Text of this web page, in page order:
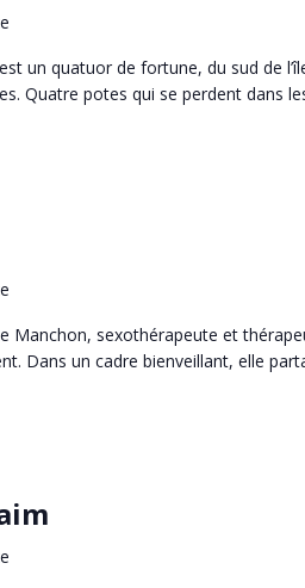
un quatuor de fortune, du sud de
Quatre potes qui se perdent dans
Manchon, sexothérapeute et
Dans un cadre bienveillant, elle